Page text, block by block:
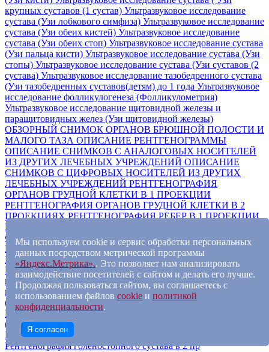
крупных суставов (1 сустав) Ультразвуковое исследование
сустава (Узи лобкового симфиза) Ультразвуковое исследование
сустава (Узи обеих кистей) Ультразвуковое исследование
сустава (Узи обеих стоп) Ультразвуковое исследование сустава
(Узи пальца кисти) Ультразвуковое исследование сустава (Узи
стопы) Ультразвуковое исследование сустава (Узи суставов (2
сустава) Ультразвуковое исследование тазобедренного сустава
(Узи тазобедренных суставов(детям) до 1 года Ультразвуковое
исследование фолликулогенеза (Фолликулометрия)
Ультразвуковое исследование щитовидной железы и
паращитовидных желез (Узи щитовидной железы)
ОБЗОРНЫЙ СНИМОК ОРГАНОВ БРЮШНОЙ ПОЛОСТИ И
МАЛОГО ТАЗА ОПИСАНИЕ РЕНТГЕНОГРАММЫ
ОПИСАНИЕ СНИМКОВ С АНАЛОГОВЫХ НОСИТЕЛЕЙ
ИЗ ДРУГИХ ЛЕЧЕБНЫХ УЧРЕЖДЕНИЙ ОПИСАНИЕ
СНИМКОВ С ЦИФРОВЫХ НОСИТЕЛЕЙ ИЗ ДРУГИХ
ЛЕЧЕБНЫХ УЧРЕЖДЕНИЙ РЕНТГЕНОГРАФИЯ
ОРГАНОВ ГРУДНОЙ КЛЕТКИ В 1 ПРОЕКЦИИ
РЕНТГЕНОГРАФИЯ ОРГАНОВ ГРУДНОЙ КЛЕТКИ В 2
ПРОЕКЦИЯХРЕНТГЕНОГРАФИЯ РЕБЕР В 1 ПРОЕКЦИИ
РЕНТГЕНОГРАФИЯ РЕБЕР В 2-Х ПРОЕКЦИЯХ
ФЛЮОРОГРАФИЯ
ФЛЮОРОГРАФИЯВ 2-Х ПРОЕКЦИЯХ
Распечатка снимка на рентгеновской пленке (1 шт)
Рентгенография 1-го и 2-го шейного позвонка
Рентгенография верхней конечности (плечев.кость, кости
предплеч., кисть) в 2 проекцияхРентгенография верхней
конечности (Рентгенография верхней конечности
(плечев.кость, кости предплеч., кисть) в 1 проекции)
Рентгенография всего черепа, в одной или более проекциях
(Рентгенография костей черепа в 2-х проекциях)
Рентгенография голеностопного сустава в 1 пр
Рентгенография голеностопного сустава в 2 пр
Мы используем cookie и сервис обработки персональных
данных посредством метрической программы
«Яндекс.Метрика».. Это позволяет нам анализировать
взаимодействие посетителей с сайтом и делать его лучше.
Продолжая пользоваться сайтом, вы соглашаетесь с
использованием файлов cookie и политикой
конфиденциальности.
Я согласен